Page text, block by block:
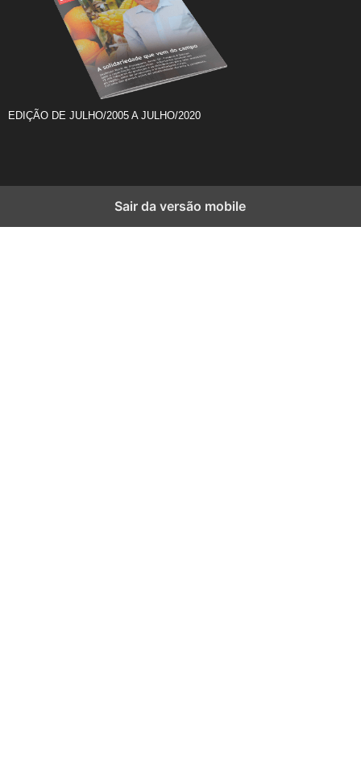
EDIÇÃO DE JULHO/2005 A JULHO/2020
Sair da versão mobile